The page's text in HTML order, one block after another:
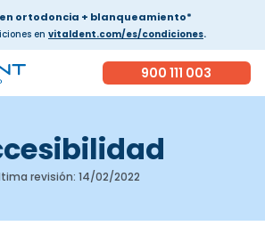
ortodoncia + blanqueamiento*
en vitaldent.com/es/condiciones.
900 111 003
revisión: 14/02/2022